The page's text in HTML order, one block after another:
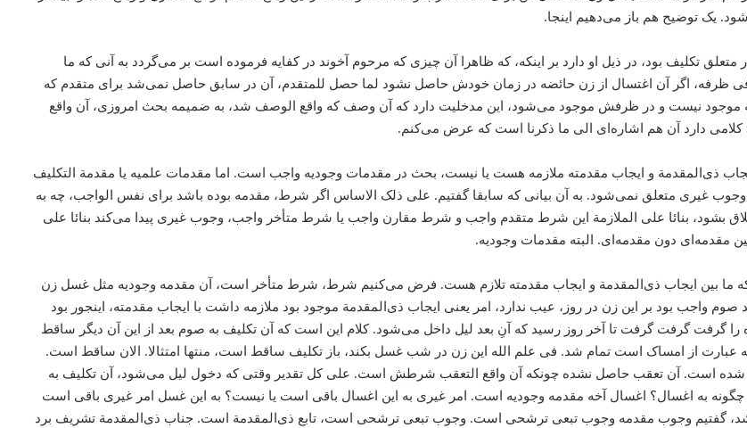
یک توضیح هم باز می‌‌دهیم اینجا.
تکلیف بود، در ذیل او دارد بر اینکه، که ظاهرا آن چیزی که مرحوم آخوند در کفایه فرموده است بر می‌‌گردد به آنی که ما
فی ظرفه، ‌اگر آن اغتسال از زن حائضه در زمان خودش حاصل نشود لما حصل للمتقدم، ‌آن در سابق حاصل نمی‌شد برای متقدم که
موجود نیست و در ظرفش موجود می‌‌شود، ‌این مدخلیت دارد که آن وصف که واقع الوصف شد، ‌به ضمیمه بحث امروزی، ‌آن واقع
کلامی دارد آن هم اشاره‌ای الی ما ذکرنا است که عرض می‌‌کنم.
ذی‌المقدمة و ایجاب مقدمته ملازمه هست یا نیست، بحث در مقدمات وجودیه واجب است. اما مقدمات علمیه یا مقدمة التکلیف
غیری متعلق نمی‌شود. به آن بیانی که سابقا گفتیم. علی ذلک الاساس اگر شرط، ‌مقدمه بوده باشد برای نفس الواجب، چه به
بنائا علی الملازمة این شرط متقدم واجب و شرط مقارن واجب یا شرط متأخر واجب، وجوب غیری پیدا می‌‌کند بنائا علی
مقدمه‌ای دون مقدمه‌ای. البته مقدمات وجودیه.
که ما بین ایجاب ذی‌المقدمة‌ و ایجاب مقدمته تلازم هست. فرض می‌‌کنیم شرط، شرط متأخر است، ‌آن مقدمه وجودیه مثل غسل زن
بود بر این زن در روز، عیب ندارد، ‌امر یعنی ایجاب ذی‌المقدمة‌ موجود بود ملازمه داشت با ایجاب مقدمته، اینجور بود
را گرفت گرفت گرفت تا آخر روز رسید که آنِ بعد لیل داخل می‌‌شود. کلام این است که آن تکلیف به صوم بعد از این آن ‌دیگر ساقط
که عبارت از امساک است تمام شد. فی علم الله این زن در شب غسل بکند، باز تکلیف ساقط است، منتها امتثالا. الان ساقط است.
شده است. آن تعقب حاصل نشده چونکه آن واقع التعقب شرطش است. علی کل تقدیر وقتی که دخول لیل می‌‌شود، آن تکلیف به
به اغسال؟ اغسال آخه مقدمه وجودیه است. امر غیری به این اغسال باقی است یا نیست؟ به این غسل امر غیری باقی است
باشد، گفتیم وجوب مقدمه وجوب تبعی ترشحی است. وجوب تبعی ترشحی است، تابع ذی‌المقدمة‌ است. جناب ذی‌المقدمة‌ تشریف برد